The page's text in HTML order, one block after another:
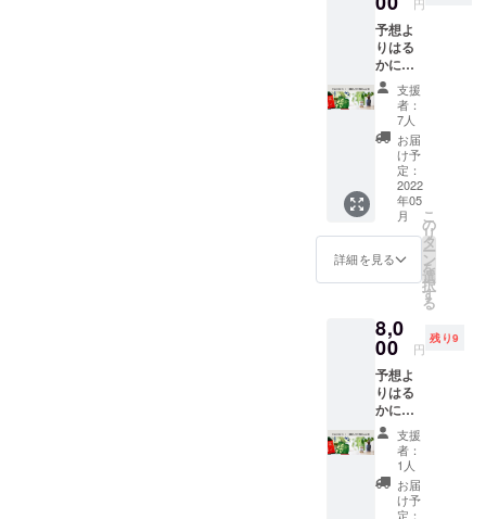
個＋お
礼の
メッ
セージ
のセッ
トで
す。
【備
考】 ※
送料込
※常温で
発送 ※
賞味期
限： 一
番網の
：約90
日（商
品に記
載）
sealas
商品
券：
2022年
10月末
までご
利用可
予想よ
りはる
かに上
回る人
気ぶり
で、在
庫を切
らした
ほどの
「SEAL
CAN（
釜揚げ
しらす
のオイ
ル漬
と、一
番網の
しらす
と野菜
の
nokke1
個の
セット
です。
【備
考】 ※
支援
者：
7人
お届
け予
定：
2022
年05
月
詳細を見る
こ
の
リ
タ
ー
ン
を
選
択
す
る
8,0
00 円
残り9
予想よ
りはる
かに上
回る人
気ぶり
で、在
庫を切
らした
ほどの
支援
者：
1人
お届
け予
定：